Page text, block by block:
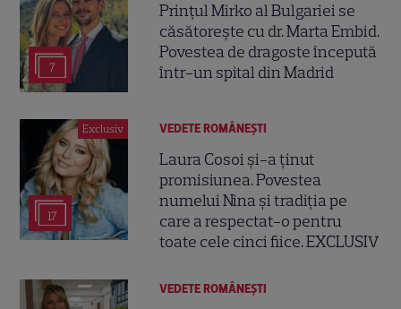
7
Prințul Mirko al Bulgariei se
căsătorește cu dr. Marta Embid.
Povestea de dragoste începută
într-un spital din Madrid
Exclusiv
17
VEDETE ROMÂNEŞTI
Laura Cosoi și-a ținut
promisiunea. Povestea
numelui Nina și tradiția pe
care a respectat-o pentru
toate cele cinci fiice. EXCLUSIV
VEDETE ROMÂNEŞTI